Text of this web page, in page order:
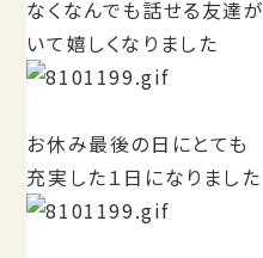
なくなんでも話せる友達が
いて嬉しくなりました
お休み最後の日にとても
充実した１日になりました